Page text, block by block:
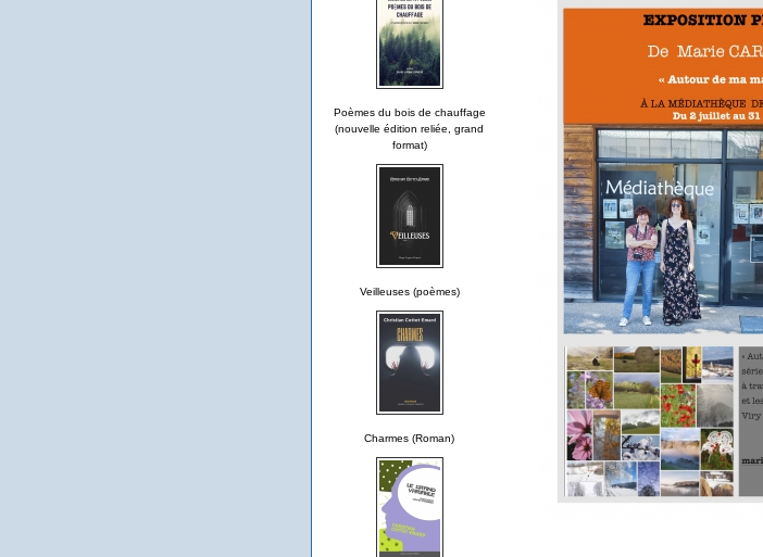
Poèmes du bois de chauffage
(nouvelle édition reliée, grand
format)
Veilleuses (poèmes)
Charmes (Roman)